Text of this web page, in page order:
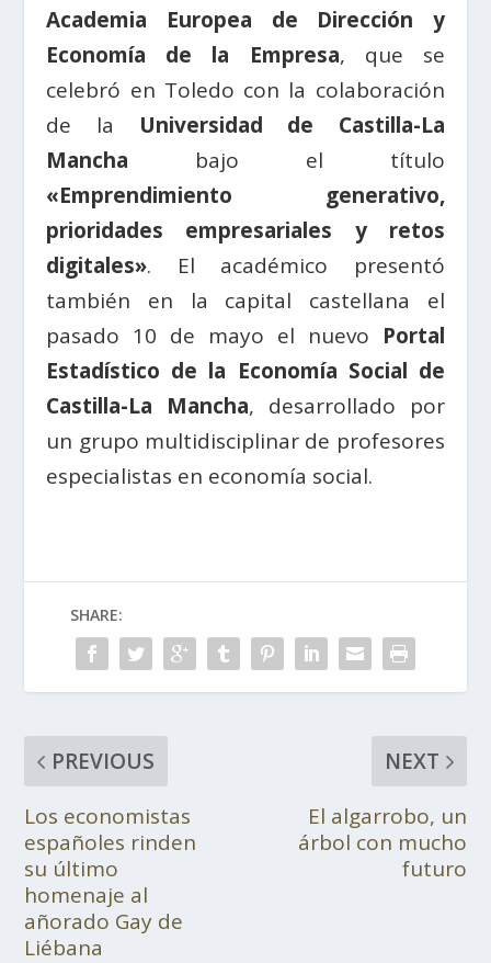
Academia Europea de Dirección y
Economía de la Empresa, que se
celebró en Toledo con la colaboración
de la Universidad de Castilla-La
Mancha bajo el título
«Emprendimiento generativo,
prioridades empresariales y retos
digitales». El académico presentó
también en la capital castellana el
pasado 10 de mayo el nuevo Portal
Estadístico de la Economía Social de
Castilla-La Mancha, desarrollado por
un grupo multidisciplinar de profesores
especialistas en economía social.
SHARE:
PREVIOUS
Los economistas
españoles rinden
su último
homenaje al
añorado Gay de
Liébana
NEXT
El algarrobo, un
árbol con mucho
futuro